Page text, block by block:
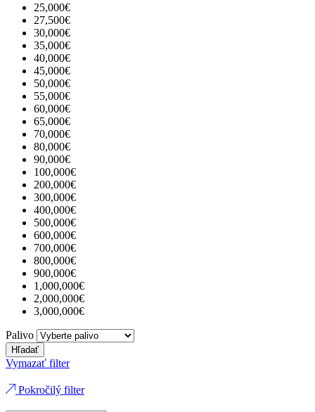
25,000€
27,500€
30,000€
35,000€
40,000€
45,000€
50,000€
55,000€
60,000€
65,000€
70,000€
80,000€
90,000€
100,000€
200,000€
300,000€
400,000€
500,000€
600,000€
700,000€
800,000€
900,000€
1,000,000€
2,000,000€
3,000,000€
Palivo
Hľadať
Vymazať filter
Pokročilý filter